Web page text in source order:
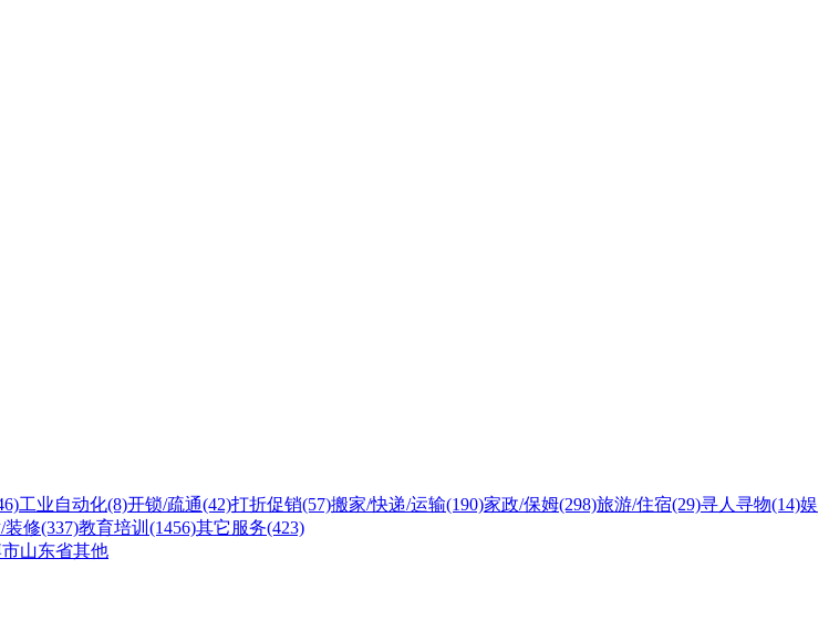
工业自动化(8)开锁/疏通(42)打折促销(57)搬家/快递/运输(190)家政/保姆(298)旅游/住宿(29)寻人寻物(14)娱
装修(337)教育培训 (1456)其它服务(423)
山东省其他